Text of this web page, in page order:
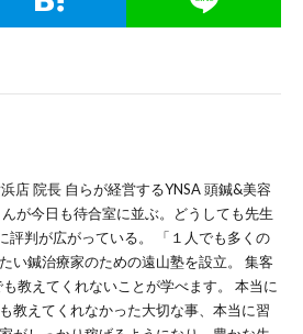
店 院長 自らが経営するYNSA 頭鍼&美容
が今日も待合室に並ぶ。どうしても先生
評判が広がっている。 「１人でも多くの
い鍼治療家のための遠山塾を設立。 集客
教えてくれないことが学べます。 本当に
教えてくれなかった大切な事、本当に習